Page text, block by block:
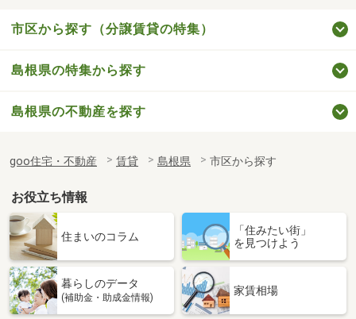
市区から探す（分譲賃貸の特集）
島根県の特集から探す
島根県の不動産を探す
goo住宅・不動産 賃貸 島根県 市区から探す
お役立ち情報
住まいのコラム
「住みたい街」
を見つけよう
暮らしのデータ
(補助金・助成金情報)
家賃相場